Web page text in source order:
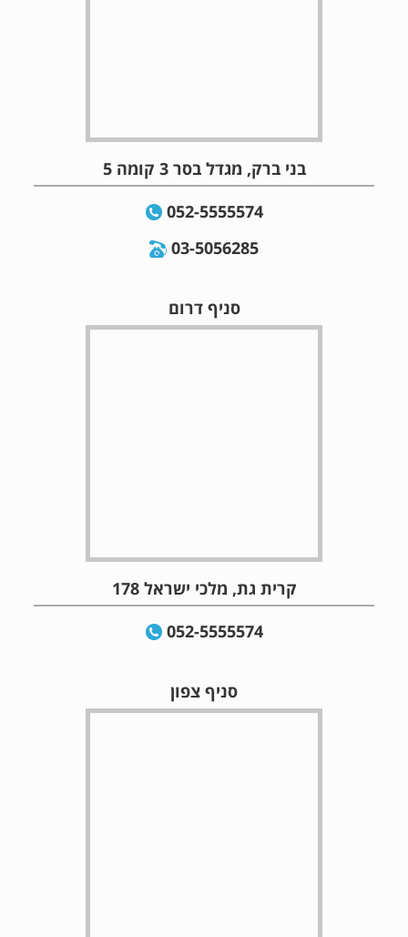
בני ברק, מגדל בסר 3 קומה 5
052-5555574
03-5056285
סניף דרום
קרית גת, מלכי ישראל 178
052-5555574
סניף צפון